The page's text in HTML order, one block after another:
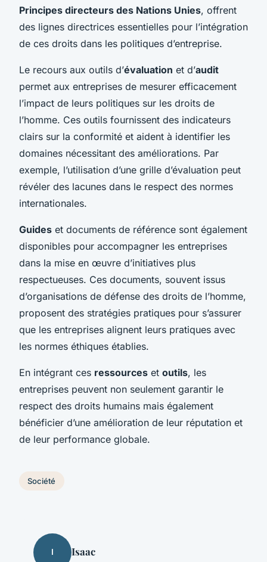
Principes directeurs des Nations Unies, offrent
des lignes directrices essentielles pour l’intégration
de ces droits dans les politiques d’entreprise.
Le recours aux outils d’évaluation et d’audit
permet aux entreprises de mesurer efficacement
l’impact de leurs politiques sur les droits de
l’homme. Ces outils fournissent des indicateurs
clairs sur la conformité et aident à identifier les
domaines nécessitant des améliorations. Par
exemple, l’utilisation d’une grille d’évaluation peut
révéler des lacunes dans le respect des normes
internationales.
Guides et documents de référence sont également
disponibles pour accompagner les entreprises
dans la mise en œuvre d’initiatives plus
respectueuses. Ces documents, souvent issus
d’organisations de défense des droits de l’homme,
proposent des stratégies pratiques pour s’assurer
que les entreprises alignent leurs pratiques avec
les normes éthiques établies.
En intégrant ces ressources et outils, les
entreprises peuvent non seulement garantir le
respect des droits humains mais également
bénéficier d’une amélioration de leur réputation et
de leur performance globale.
Société
I Isaac